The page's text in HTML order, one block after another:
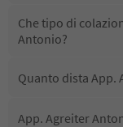
Che tipo di
Antonio?
Quanto dista App.
App. Agreiter